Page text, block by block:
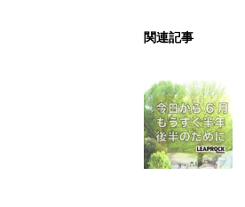
関連記事